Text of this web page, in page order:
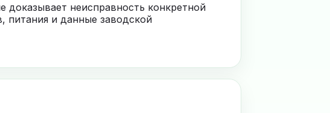
доказывает неисправность конкретной
питания и данные заводской